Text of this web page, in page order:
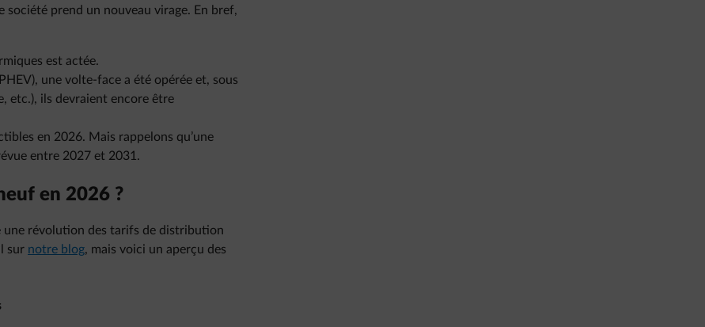
société prend un nouveau virage. En bref,
est actée.
une volte-face a été opérée et, sous
etc.), ils devraient encore être
en 2026. Mais rappelons qu’une
entre 2027 et 2031.
en 2026 ?
une révolution des tarifs de distribution
sur notre blog, mais voici un aperçu des